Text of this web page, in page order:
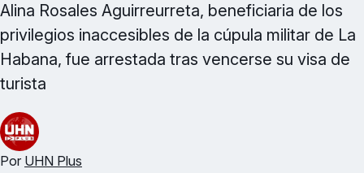
Alina Rosales Aguirreurreta, beneficiaria de los
privilegios inaccesibles de la cúpula militar de La
Habana, fue arrestada tras vencerse su visa de
turista
Por UHN Plus